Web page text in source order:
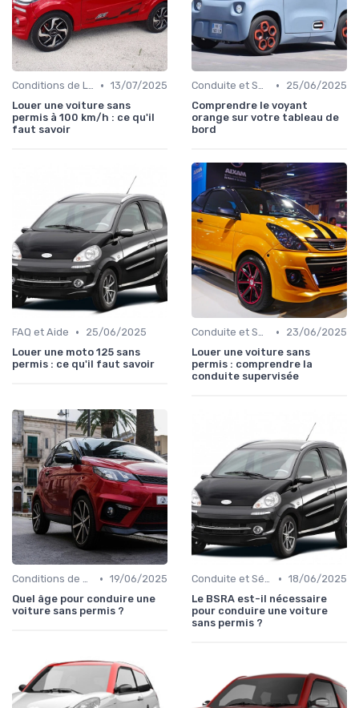
Conditions de Location • 13/07/2025
Louer une voiture sans
permis à 100 km/h : ce qu'il
faut savoir
Conduite et Sécurité •
25/06/2025
Comprendre le voyant
orange sur votre tableau de
bord
FAQ et Aide •
25/06/2025
Louer une moto 125 sans
permis : ce qu'il faut savoir
Conduite et Sécurité •
23/06/2025
Louer une voiture sans
permis : comprendre la
conduite supervisée
Conditions de Location • 19/06/2025
Quel âge pour conduire une
voiture sans permis ?
Conduite et Sécurité • 18/06/2025
Le BSRA est-il nécessaire
pour conduire une voiture
sans permis ?